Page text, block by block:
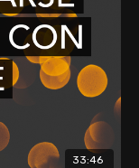
33:46